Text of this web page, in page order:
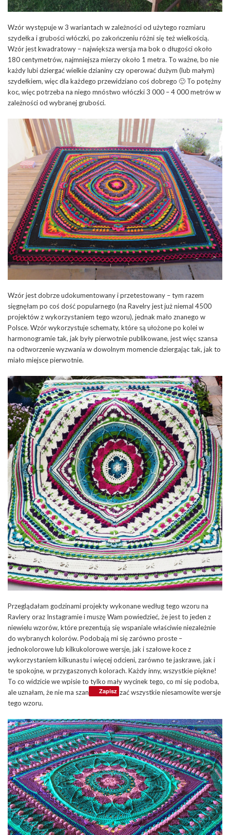
Wzór występuje w 3 wariantach w zależności od użytego rozmiaru
szydełka i grubości włóczki, po zakończeniu różni się też wielkością.
Wzór jest kwadratowy – największa wersja ma bok o długości około
180 centymetrów, najmniejsza mierzy około 1 metra. To ważne, bo nie
każdy lubi dziergać wielkie dzianiny czy operować dużym (lub małym)
szydełkiem, więc dla każdego przewidziano coś dobrego 🙂 To potężny
koc, więc potrzeba na niego mnóstwo włóczki 3 000 – 4 000 metrów w
zależności od wybranej grubości.
Wzór jest dobrze udokumentowany i przetestowany – tym razem
sięgnęłam po coś dość popularnego (na Ravelry jest już niemal 4500
projektów z wykorzystaniem tego wzoru), jednak mało znanego w
Polsce. Wzór wykorzystuje schematy, które są ułożone po kolei w
harmonogramie tak, jak były pierwotnie publikowane, jest więc szansa
na odtworzenie wyzwania w dowolnym momencie dziergając tak, jak to
miało miejsce pierwotnie.
Przeglądałam godzinami projekty wykonane według tego wzoru na
Ravlery oraz Instagramie i muszę Wam powiedzieć, że jest to jeden z
niewielu wzorów, które prezentują się wspaniale właściwie niezależnie
do wybranych kolorów. Podobają mi się zarówno proste –
jednokolorowe lub kilkukolorowe wersje, jak i szałowe koce z
wykorzystaniem kilkunastu i więcej odcieni, zarówno te jaskrawe, jak i
te spokojne, w przygaszonych kolorach. Każdy inny, wszystkie piękne!
To co widzicie we wpisie to tylko mały wycinek tego, co mi się podoba,
ale uznałam, że nie ma szans, by pokazać wszystkie niesamowite wersje
tego wzoru.
Zapisz